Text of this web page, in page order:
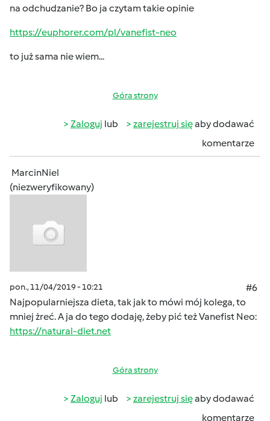
na odchudzanie? Bo ja czytam takie opinie
https://euphorer.com/pl/vanefist-neo
to już sama nie wiem...
Góra strony
Zaloguj lub zarejestruj sięaby dodawać
komentarze
MarcinNiel
(niezweryfikowany)
pon., 11/04/2019 - 10:21
#6
Najpopularniejsza dieta, tak jak to mówi mój kolega, to
mniej żreć. A ja do tego dodaję, żeby pić też Vanefist Neo:
https://natural-diet.net
Góra strony
Zaloguj lub zarejestruj sięaby dodawać
komentarze